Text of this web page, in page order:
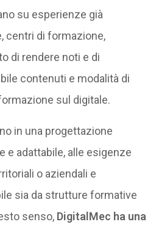
su esperienze già
centri di formazione,
di rendere noti e di
contenuti e modalità di
sul digitale.
in una progettazione
e adattabile, alle esigenze
o aziendali e
sia da strutture formative
senso, DigitalMec ha una